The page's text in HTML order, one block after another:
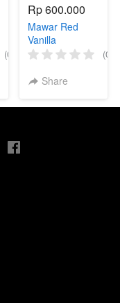
(0)
Rp 600.000
Mawar Red
Vanilla
(Indukan)
(0)
Share